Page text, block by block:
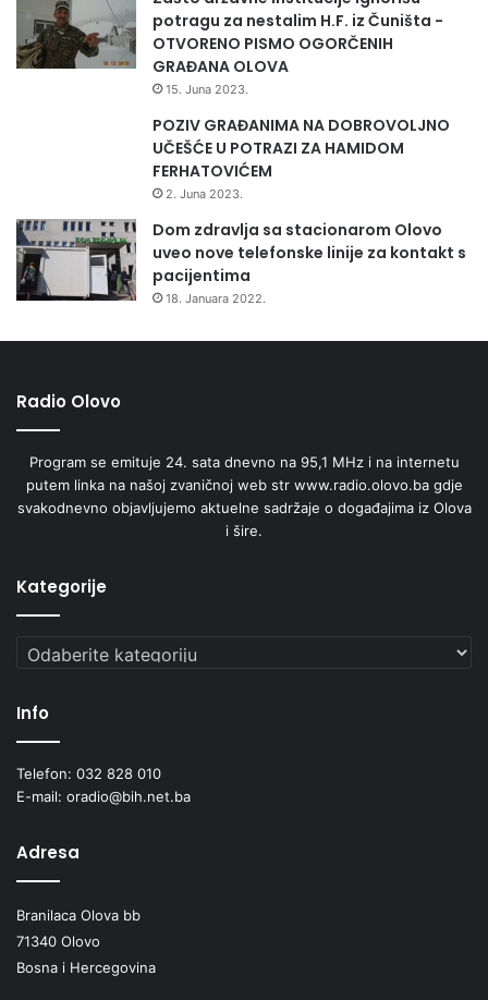
potragu za nestalim H.F. iz Čuništa -
OTVORENO PISMO OGORČENIH
GRAĐANA OLOVA
15. Juna 2023.
POZIV GRAĐANIMA NA DOBROVOLJNO
UČEŠĆE U POTRAZI ZA HAMIDOM
FERHATOVIĆEM
2. Juna 2023.
Dom zdravlja sa stacionarom Olovo
uveo nove telefonske linije za kontakt s
pacijentima
18. Januara 2022.
Radio Olovo
Program se emituje 24. sata dnevno na 95,1 MHz i na internetu
putem linka na našoj zvaničnoj web str www.radio.olovo.ba gdje
svakodnevno objavljujemo aktuelne sadržaje o događajima iz Olova
i šire.
Kategorije
Kategorije
Info
Telefon: 032 828 010
E-mail: oradio@bih.net.ba
Adresa
Branilaca Olova bb
71340 Olovo
Bosna i Hercegovina